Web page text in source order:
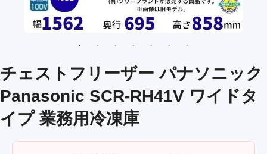
チェストフリーザー パナソニック
Panasonic SCR-RH41V ワイドタ
イプ 業務用冷凍庫